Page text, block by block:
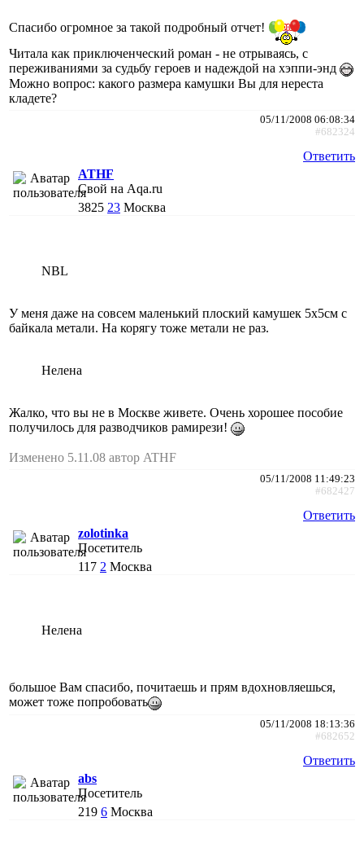
Спасибо огромное за такой подробный отчет!
Читала как приключенческий роман - не отрываясь, с
переживаниями за судьбу героев и надеждой на хэппи-энд
Можно вопрос: какого размера камушки Вы для нереста
кладете?
05/11/2008 06:08:34
#682324
Ответить
ATHF
Свой на Aqa.ru
3825 23 Москва
NBL
У меня даже на совсем маленький плоский камушек 5х5см с
байкала метали. На корягу тоже метали не раз.
Нелена
Жалко, что вы не в Москве живете. Очень хорошее пособие
получилось для разводчиков рамирези!
Изменено 5.11.08 автор ATHF
05/11/2008 11:49:23
#682427
Ответить
zolotinka
Посетитель
117 2 Москва
Нелена
большое Вам спасибо, почитаешь и прям вдохновляешься,
может тоже попробовать
05/11/2008 18:13:36
#682652
Ответить
abs
Посетитель
219 6 Москва